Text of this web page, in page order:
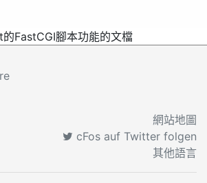
FastCGI腳本功能的文檔
網站地圖
cFos auf Twitter folgen
其他語言